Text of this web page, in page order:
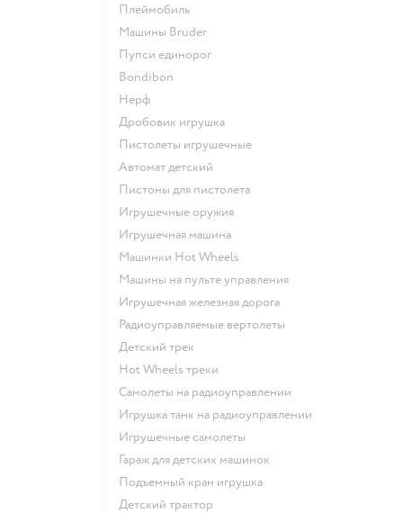
Плеймобиль
Машины Bruder
Пупси единорог
Bondibon
Нерф
Дробовик игрушка
Пистолеты игрушечные
Автомат детский
Пистоны для пистолета
Игрушечные оружия
Игрушечная машина
Машинки Hot Wheels
Машины на пульте управления
Игрушечная железная дорога
Радиоуправляемые вертолеты
Детский трек
Hot Wheels треки
Самолеты на радиоуправлении
Игрушка танк на радиоуправлении
Игрушечные самолеты
Гараж для детских машинок
Подъемный кран игрушка
Детский трактор